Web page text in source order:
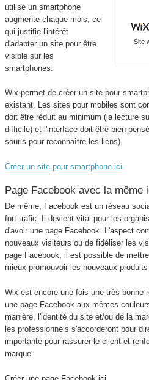
Site
utilise un smartphone
augmente chaque mois, ce
qui justifie l'intérêt
d'adapter un site pour être
visible sur les
smartphones.
Wix permet de créer un site pour
existant. Les sites pour mobiles sont
doit être réduit au minimum (la lecture
difficile) et l'interface doit être bien
souris pour reconnaître les liens).
Créer un site pour smartphone ici
Page Facebook avec la même
De même, Facebook est un réseau
fort trafic. Il devient vital pour les
d'avoir une page Facebook. L'aspect
nouveaux visiteurs ou de fidéliser les
page Facebook, il est possible de
mieux promouvoir les nouveaux
Wix est encore une fois une très bonne
une page Facebook aux mêmes
manière, l'identité du site et/ou de la
les professionnels s'accorderont pour
importante pour rassurer le client et
marque.